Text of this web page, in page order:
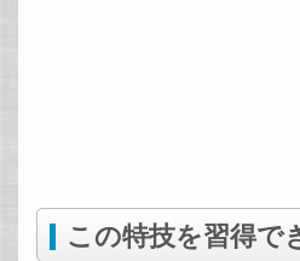
この特技を習得で